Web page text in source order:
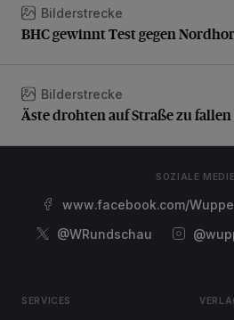
BHC gewinnt Test gegen
Bilderstrecke
BHC gewinnt Test gegen
Äste drohten auf Straße zu fallen
Bilderstrecke
Äste drohten auf Straße zu fallen
SOZIALE
www.facebook.com/
@WRundschau
SERVICES